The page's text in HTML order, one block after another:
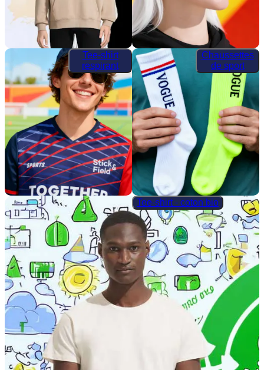
Tee-shirt
respirant
Chaussettes
de sport
Tee-shirt - coton bio